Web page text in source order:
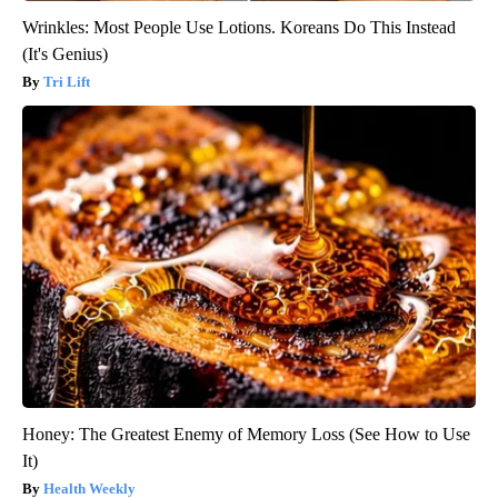
Wrinkles: Most People Use Lotions. Koreans Do This Instead
(It's Genius)
Tri Lift
Honey: The Greatest Enemy of Memory Loss (See How to Use
It)
Health Weekly